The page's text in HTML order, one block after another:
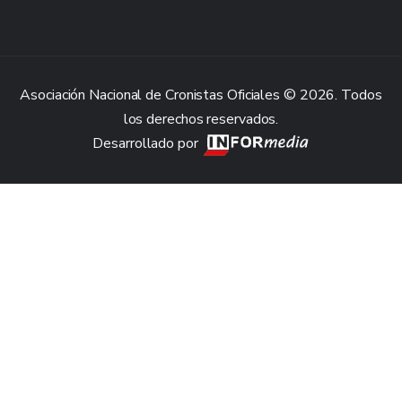
Asociación Nacional de Cronistas Oficiales © 2026. Todos
los derechos reservados.
Desarrollado por